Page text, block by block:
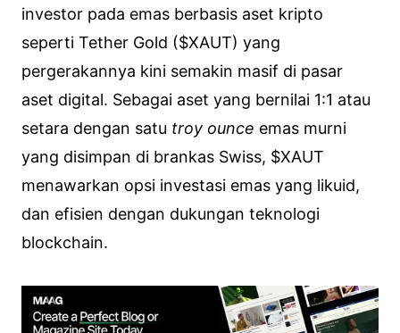
investor pada emas berbasis aset kripto
seperti Tether Gold ($XAUT) yang
pergerakannya kini semakin masif di pasar
aset digital. Sebagai aset yang bernilai 1:1 atau
setara dengan satu troy ounce emas murni
yang disimpan di brankas Swiss, $XAUT
menawarkan opsi investasi emas yang likuid,
dan efisien dengan dukungan teknologi
blockchain.